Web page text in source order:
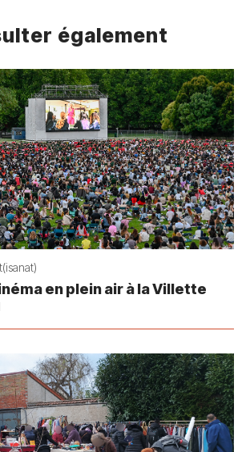
également
en plein air à la Villette